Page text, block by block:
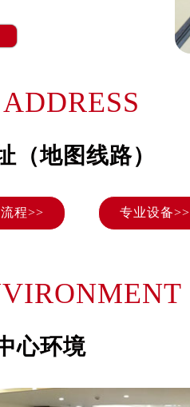
）
约）
）
（地图线路）
程>> 专业设备>>
心环境